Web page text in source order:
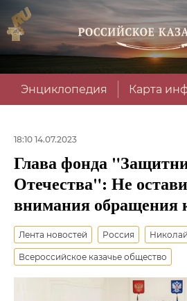
Энциклопедия Карта
18:10 14.07.2023
Глава фонда
Отечества": Не
внимания обращения
Лента новостей Россия
Всероссийское казачье общество